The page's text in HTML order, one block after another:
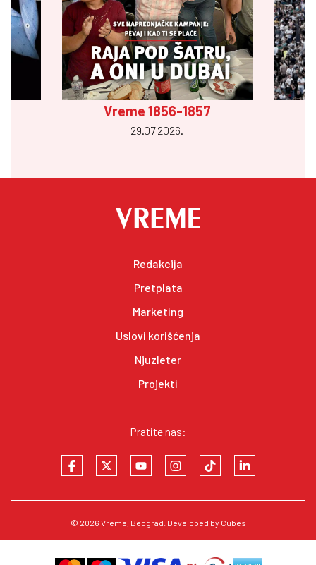
Vreme 1856-1857
29.07 2026.
Redakcija
Pretplata
Marketing
Uslovi korišćenja
Njuzleter
Projekti
Pratite nas:
© 2026 Vreme, Beograd. Developed by Cubes